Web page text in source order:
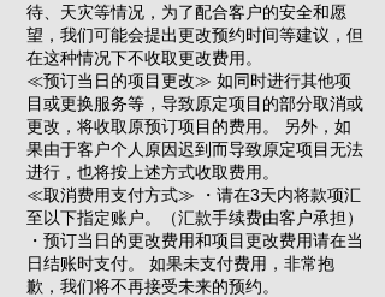
待、天灾等情况，为了配合客户的安全和愿
望，我们可能会提出更改预约时间等建议，但
在这种情况下不收取更改费用。
≪预订当日的项目更改≫ 如同时进行其他项
目或更换服务等，导致原定项目的部分取消或
更改，将收取原预订项目的费用。 另外，如
果由于客户个人原因迟到而导致原定项目无法
进行，也将按上述方式收取费用。
≪取消费用支付方式≫ ・请在3天内将款项汇
至以下指定账户。（汇款手续费由客户承担）
・预订当日的更改费用和项目更改费用请在当
日结账时支付。 如果未支付费用，非常抱
歉，我们将不再接受未来的预约。